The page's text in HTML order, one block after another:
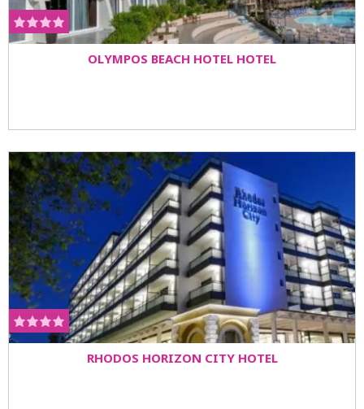
OLYMPOS BEACH HOTEL HOTEL
RHODOS HORIZON CITY HOTEL